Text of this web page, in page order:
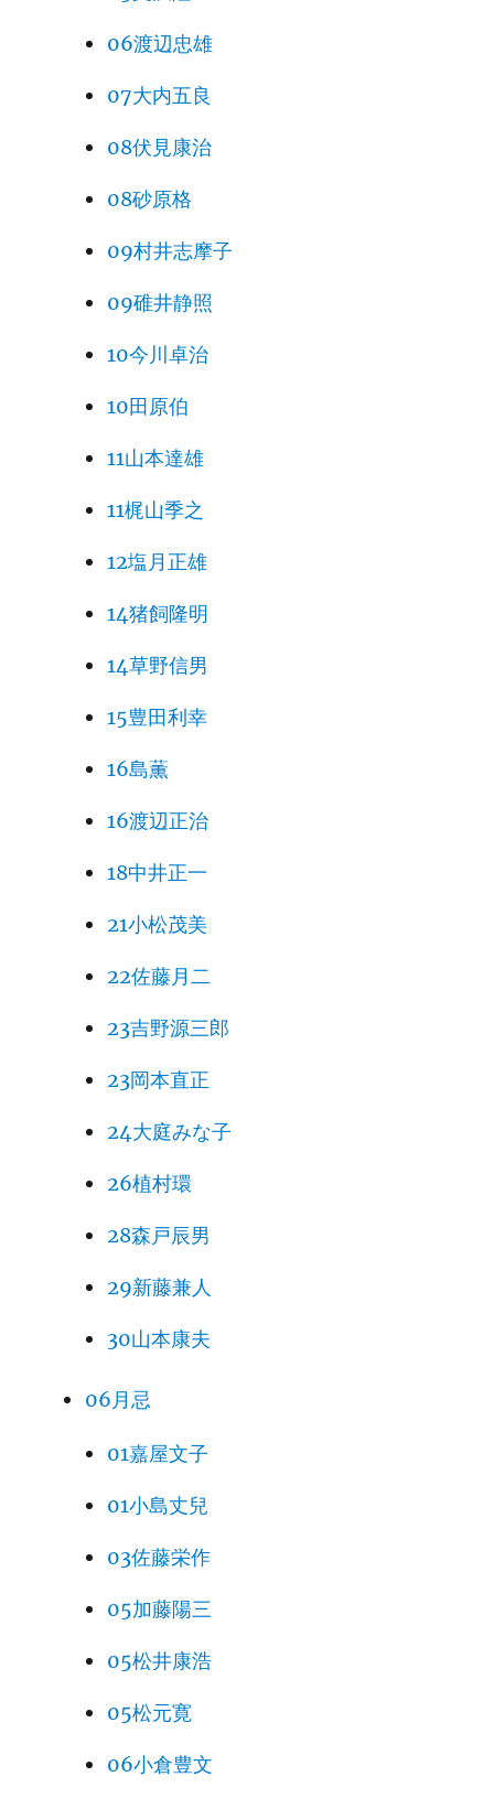
06渡辺忠雄
07大内五良
08伏見康治
08砂原格
09村井志摩子
09碓井静照
10今川卓治
10田原伯
11山本達雄
11梶山季之
12塩月正雄
14猪飼隆明
14草野信男
15豊田利幸
16島薫
16渡辺正治
18中井正一
21小松茂美
22佐藤月二
23吉野源三郎
23岡本直正
24大庭みな子
26植村環
28森戸辰男
29新藤兼人
30山本康夫
06月忌
01嘉屋文子
01小島丈兒
03佐藤栄作
05加藤陽三
05松井康浩
05松元寛
06小倉豊文